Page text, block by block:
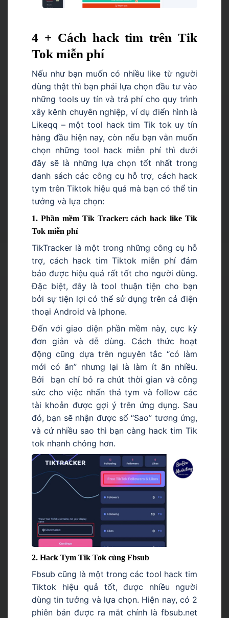
4 + Cách hack tim trên Tik
Tok miễn phí
Nếu như bạn muốn có nhiều like từ người
dùng thật thì bạn phải lựa chọn đầu tư vào
những tools uy tín và trả phí cho quy trình
xây kênh chuyên nghiệp, ví dụ điển hình là
Likeqq – một tool hack tim Tik tok uy tín
hàng đầu hiện nay, còn nếu bạn vẫn muốn
chọn những tool hack miễn phí thì dưới
đây sẽ là những lựa chọn tốt nhất trong
danh sách các công cụ hỗ trợ, cách hack
tym trên Tiktok hiệu quả mà bạn có thể tin
tưởng và lựa chọn:
1. Phần mềm Tik Tracker: cách hack like Tik
Tok miễn phí
TikTracker là một trong những công cụ hỗ
trợ, cách hack tim Tiktok miễn phí đảm
bảo được hiệu quả rất tốt cho người dùng.
Đặc biệt, đây là tool thuận tiện cho bạn
bởi sự tiện lợi có thể sử dụng trên cả điện
thoại Android và Iphone.
Đến với giao diện phần mềm này, cực kỳ
đơn giản và dễ dùng. Cách thức hoạt
động cũng dựa trên nguyên tắc “có làm
mới có ăn” nhưng lại là làm ít ăn nhiều.
Bởi bạn chỉ bỏ ra chút thời gian và công
sức cho việc nhấn thả tym và follow các
tài khoản được gợi ý trên ứng dụng. Sau
đó, bạn sẽ nhận được số “Sao” tương ứng,
và cứ nhiều sao thì bạn càng hack tim Tik
tok nhanh chóng hơn.
2. Hack Tym Tik Tok cùng Fbsub
Fbsub cũng là một trong các tool hack tim
Tiktok hiệu quả tốt, được nhiều người
dùng tin tưởng và lựa chọn. Hiện nay, có 2
phiên bản được ra mắt chính là fbsub.net